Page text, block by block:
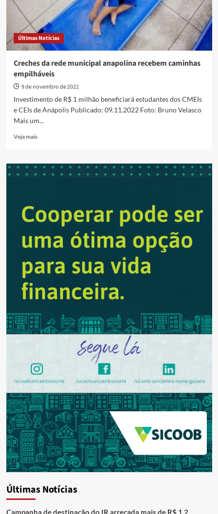
Últimas Notícias
Creches da rede municipal anapolina recebem caminhas
empilháveis
9 de novembro de 2022
Investimento de R$ 1 milhão beneficiará estudantes dos CMEIs
e CEIs de Anápolis Publicado: 09.11.2022 Foto: Bruno Velasco
Mais um...
Veja maisRead
Creches
recebem
caminhas
empilháveis
Últimas Notícias
Campanha de destinação do IR arrecada mais de R$ 1,2